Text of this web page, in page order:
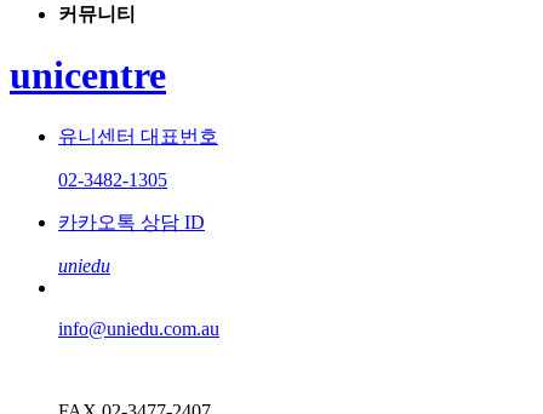
커뮤니티
unicentre
유니센터 대표번호
02-3482-1305
카카오톡 상담 ID
uniedu
info@uniedu.com.au